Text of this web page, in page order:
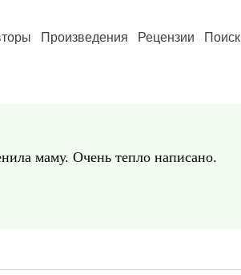
Произведения Рецензии Поиск
маму. Очень тепло написано.